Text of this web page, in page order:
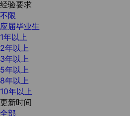
经验要求
不限
应届毕业生
1年以上
2年以上
3年以上
5年以上
8年以上
10年以上
更新时间
全部